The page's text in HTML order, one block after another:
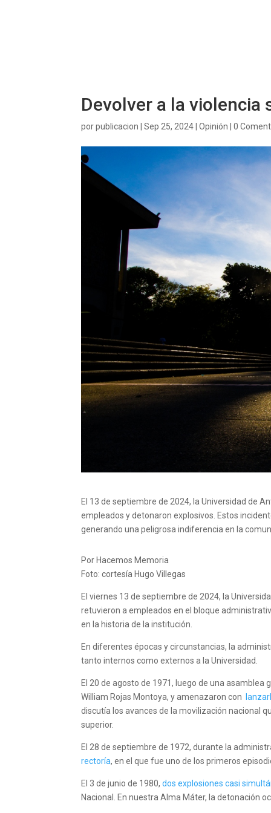
Devolver a la violencia
porpublicacion |Sep 25, 2024 |Opinión |0
El 13 de septiembre de 2024, la Universidad de
empleados y detonaron explosivos. Estos
generando una peligrosa indiferencia en la
Por Hacemos Memoria
Foto: cortesía Hugo Villegas
El viernes 13 de septiembre de 2024, la
retuvieron a empleados en el bloque
en la historia de la institución.
En diferentes épocas y circunstancias, la
tanto internos como externos a la Universidad.
El 20 de agosto de 1971, luego de una
William Rojas Montoya, y amenazaron con
discutía los avances de la movilización nacional
superior.
El 28 de septiembre de 1972, durante la
rectoría, en el que fue uno de los primeros
El 3 de junio de 1980,dos explosiones casi
Nacional. En nuestra Alma Máter, la detonación